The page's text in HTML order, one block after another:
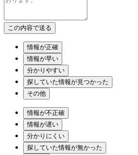
情報が正確
情報が早い
分かりやすい
探していた情報が見つかった
その他
情報が不正確
情報が遅い
分かりにくい
探していた情報が無かった